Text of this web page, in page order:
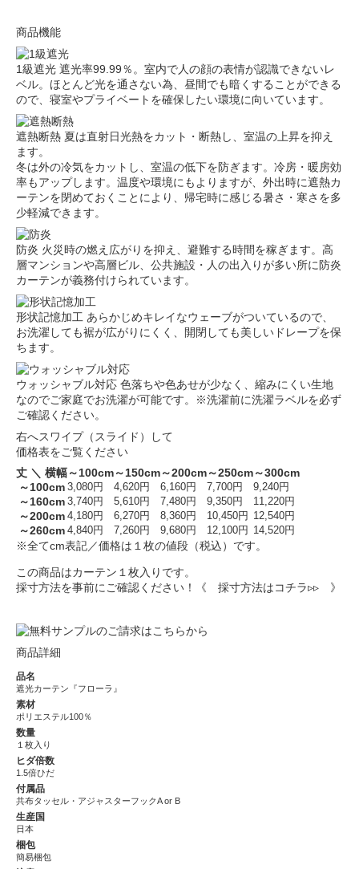
商品機能
1級遮光 遮光率99.99％。室内で人の顔の表情が認識できないレ
ベル。ほとんど光を通さない為、昼間でも暗くすることができる
ので、寝室やプライベートを確保したい環境に向いています。
遮熱断熱 夏は直射日光熱をカット・断熱し、室温の上昇を抑え
ます。
冬は外の冷気をカットし、室温の低下を防ぎます。冷房・暖房効
率もアップします。温度や環境にもよりますが、外出時に遮熱カ
ーテンを閉めておくことにより、帰宅時に感じる暑さ・寒さを多
少軽減できます。
防炎 火災時の燃え広がりを抑え、避難する時間を稼ぎます。高
層マンションや高層ビル、公共施設・人の出入りが多い所に防炎
カーテンが義務付けられています。
形状記憶加工 あらかじめキレイなウェーブがついているので、
お洗濯しても裾が広がりにくく、開閉しても美しいドレープを保
ちます。
ウォッシャブル対応 色落ちや色あせが少なく、縮みにくい生地
なのでご家庭でお洗濯が可能です。※洗濯前に洗濯ラベルを必ず
ご確認ください。
右へスワイプ（スライド）して
価格表をご覧ください
丈 ＼ 横幅～100cm～150cm～200cm～250cm～300cm
～100cm 3,080円 4,620円 6,160円 7,700円 9,240円
～160cm 3,740円 5,610円 7,480円 9,350円 11,220円
～200cm 4,180円 6,270円 8,360円 10,450円 12,540円
～260cm 4,840円 7,260円 9,680円 12,100円 14,520円
※全てcm表記／価格は１枚の値段（税込）です。
この商品はカーテン１枚入りです。
採寸方法を事前にご確認ください！
《 採寸方法はコチラ▹▹ 》
商品詳細
品名
遮光カーテン『フローラ』
素材
ポリエステル100％
数量
１枚入り
ヒダ倍数
1.5倍ひだ
付属品
共布タッセル・アジャスターフックA or B
生産国
日本
梱包
簡易梱包